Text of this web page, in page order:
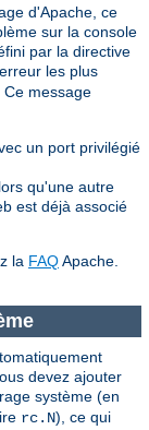
d'Apache, ce
sur la console
par la directive
les plus
Ce message
un port privilégié
qu'une autre
est déjà associé
la FAQApache.
devez ajouter
système (en
rc.N), ce qui